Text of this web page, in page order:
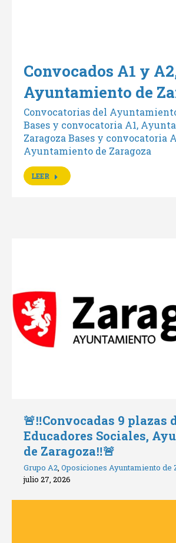
Convocados A1 y
Ayuntamiento de
Convocatorias del
Bases y convocatoria A1,
Zaragoza Bases y convocatoria
Ayuntamiento de Zaragoza
LEER
🚨‼️Convocadas 9 plazas
Educadores Sociales,
de Zaragoza‼️🚨
Grupo A2, Oposiciones Ayuntamiento de
julio 27, 2026